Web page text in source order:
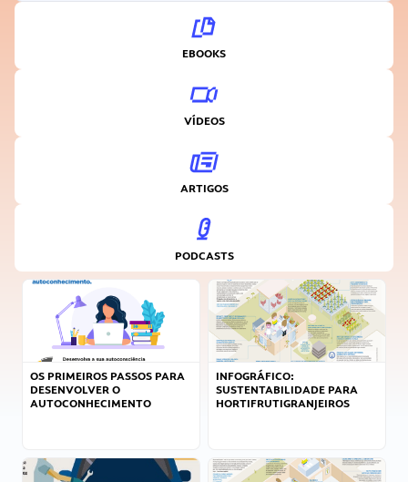
EBOOKS
VÍDEOS
ARTIGOS
PODCASTS
OS PRIMEIROS PASSOS PARA
DESENVOLVER O
AUTOCONHECIMENTO
INFOGRÁFICO:
SUSTENTABILIDADE PARA
HORTIFRUTIGRANJEIROS